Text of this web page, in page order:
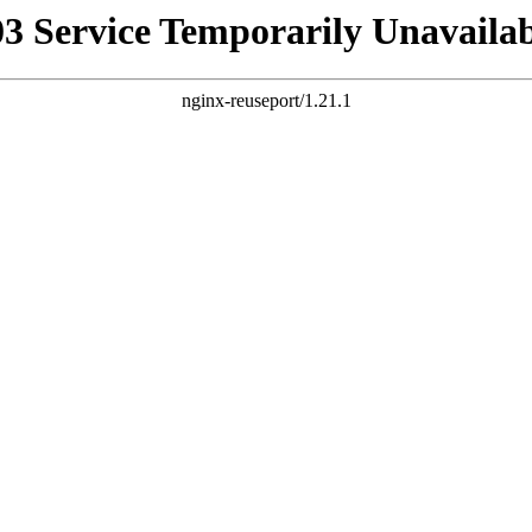
Service Temporarily
nginx-reuseport/1.21.1